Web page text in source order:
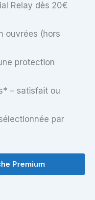
Relay dès 20€
ouvrées (hors
protection
– satisfait ou
par
Premium